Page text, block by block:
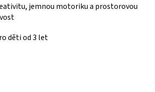
jemnou motoriku a prostorovou
děti od 3 let